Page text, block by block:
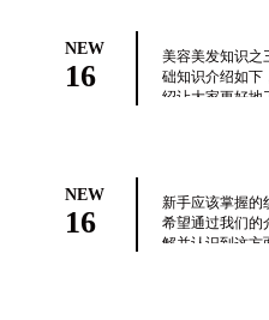
NEW
16
美容美发知识之
础知识介绍如下
绍让大家更好地
NEW
16
新手应该掌握的
希望通过我们的
解并认识到这方